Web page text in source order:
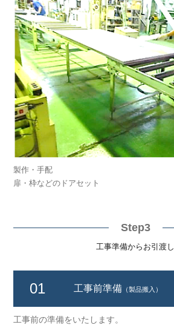
製作・手配
扉・枠などのドアセット
Step3
工事準備からお引渡し
01 工事前準備 （製品搬入）
工事前の準備をいたします。